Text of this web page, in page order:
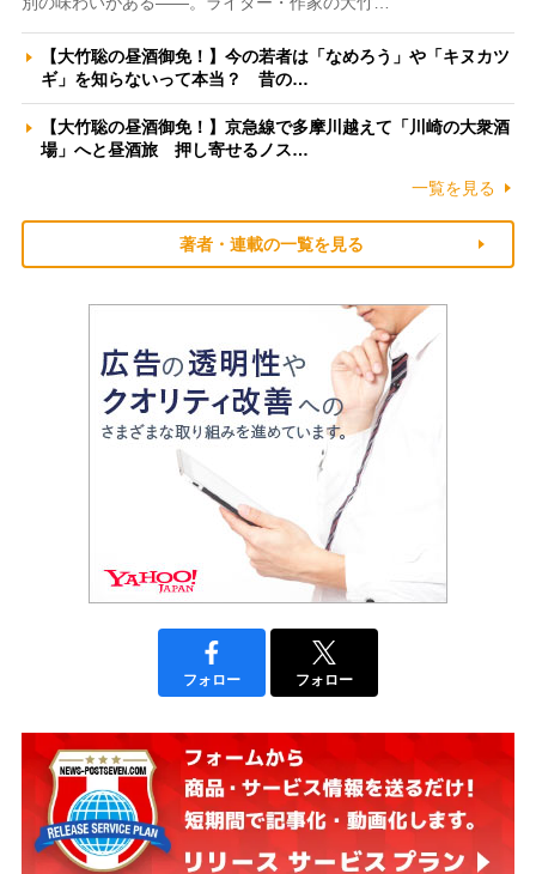
【大竹聡の昼酒御免！】今の若者は「なめろう」や「キヌカツ
ギ」を知らないって本当？ 昔の…
【大竹聡の昼酒御免！】京急線で多摩川越えて「川崎の大衆酒
場」へと昼酒旅 押し寄せるノス…
一覧を見る
著者・連載の一覧を見る
フォロー フォロー